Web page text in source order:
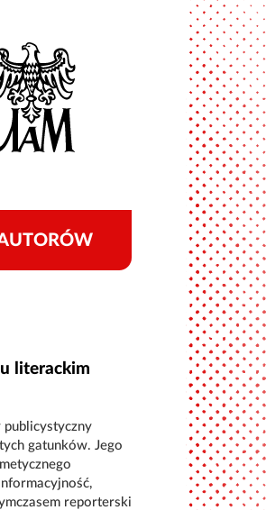
literackim
publicystyczny
gatunków. Jego
reporterski